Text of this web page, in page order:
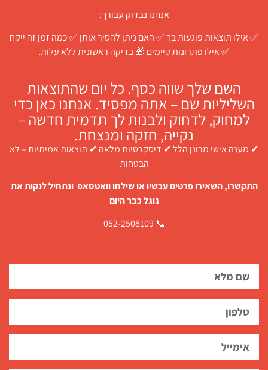
אנחנו נבדוק עבורך:
✅ אילו תוצאות פוגעות בך ✅ האם ניתן להסיר אותן ✅ כמה זמן זה ייקח
✅ אילו פתרונות קיימים 🎁 בדיקה ראשונית ללא עלות.
השם שלך שווה כסף. כל יום שהתוצאות
השליליות שם – אתה מפסיד. אנחנו כאן כדי
למחוק, לדחוק ולבנות לך תדמית חדשה –
נקייה, חזקה ומנצחת.
✔ מענה אישי מרונן הלל ✔ דיסקרטיות מלאה ✔ תוצאות אמיתיות – לא
הבטחות
התקשרו, השאירו פרטים עכשיו או שילחו וואטסאפ ונתחיל לנקות את
גוגל כבר היום
📞 052-2508109